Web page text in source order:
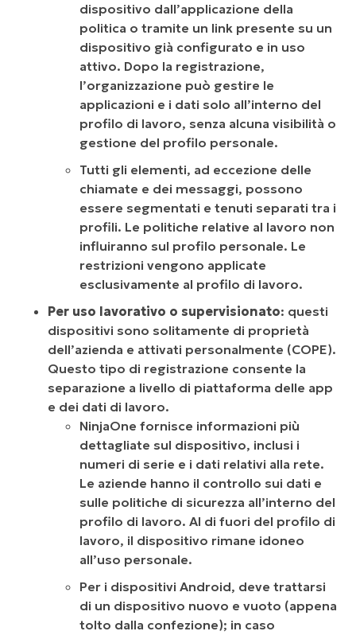
dispositivo dall’applicazione della
politica o tramite un link presente su un
dispositivo già configurato e in uso
attivo. Dopo la registrazione,
l’organizzazione può gestire le
applicazioni e i dati solo all’interno del
profilo di lavoro, senza alcuna visibilità o
gestione del profilo personale.
Tutti gli elementi, ad eccezione delle
chiamate e dei messaggi, possono
essere segmentati e tenuti separati tra i
profili. Le politiche relative al lavoro non
influiranno sul profilo personale. Le
restrizioni vengono applicate
esclusivamente al profilo di lavoro.
Per uso lavorativo o supervisionato: questi
dispositivi sono solitamente di proprietà
dell’azienda e attivati personalmente (COPE).
Questo tipo di registrazione consente la
separazione a livello di piattaforma delle app
e dei dati di lavoro.
NinjaOne fornisce informazioni più
dettagliate sul dispositivo, inclusi i
numeri di serie e i dati relativi alla rete.
Le aziende hanno il controllo sui dati e
sulle politiche di sicurezza all’interno del
profilo di lavoro. Al di fuori del profilo di
lavoro, il dispositivo rimane idoneo
all’uso personale.
Per i dispositivi Android, deve trattarsi
di un dispositivo nuovo e vuoto (appena
tolto dalla confezione); in caso